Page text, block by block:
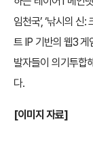
임천국’, ‘낚시의 신:
트 IP 기반의 웹3 게
발자들이 의기투합
다.
[이미지 자료]